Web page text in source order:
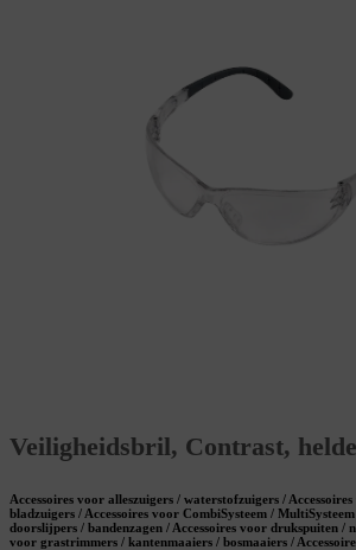
Veiligheidsbril, Contrast,
Accessoires voor alleszuigers / waterstofzuigers /
bladzuigers / Accessoires voor CombiSysteem /
doorslijpers / bandenzagen / Accessoires voor drukspuiten /
voor grastrimmers / kantenmaaiers / bosmaaiers /